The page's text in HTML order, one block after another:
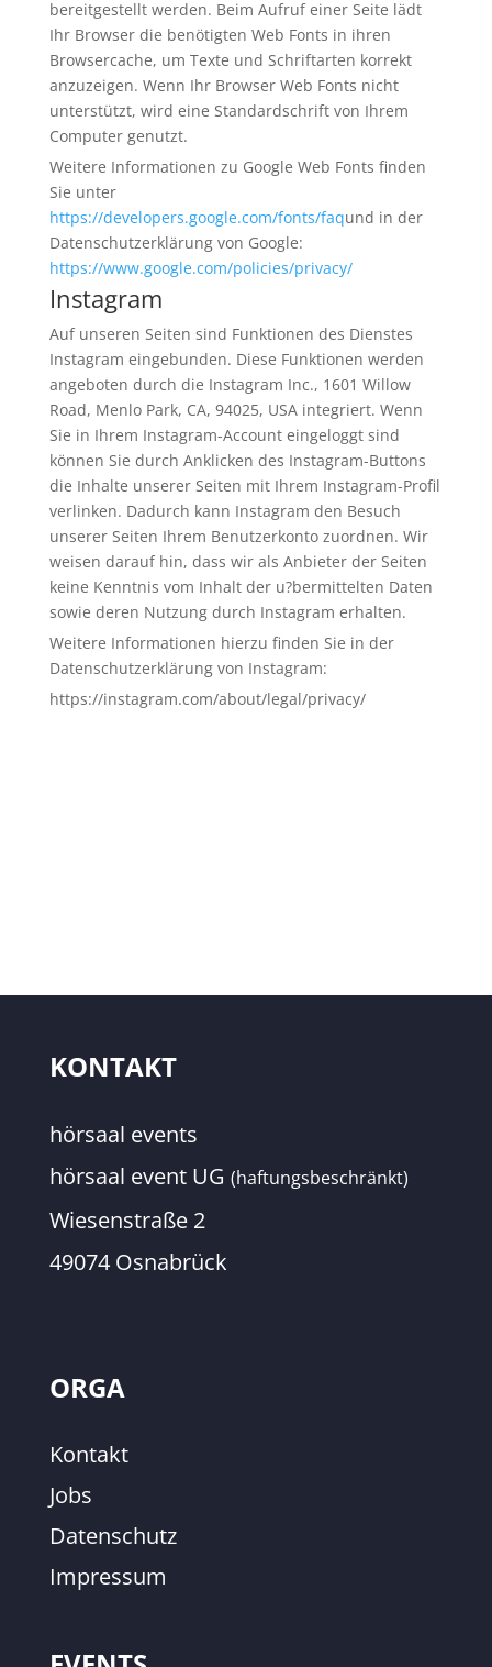
bereitgestellt werden. Beim Aufruf einer Seite lädt
Ihr Browser die benötigten Web Fonts in ihren
Browsercache, um Texte und Schriftarten korrekt
anzuzeigen. Wenn Ihr Browser Web Fonts nicht
unterstützt, wird eine Standardschrift von Ihrem
Computer genutzt.
Weitere Informationen zu Google Web Fonts finden
Sie unter
https://developers.google.com/fonts/faqund in der
Datenschutzerklärung von Google:
https://www.google.com/policies/privacy/
Instagram
Auf unseren Seiten sind Funktionen des Dienstes
Instagram eingebunden. Diese Funktionen werden
angeboten durch die Instagram Inc., 1601 Willow
Road, Menlo Park, CA, 94025, USA integriert. Wenn
Sie in Ihrem Instagram-Account eingeloggt sind
können Sie durch Anklicken des Instagram-Buttons
die Inhalte unserer Seiten mit Ihrem Instagram-Profil
verlinken. Dadurch kann Instagram den Besuch
unserer Seiten Ihrem Benutzerkonto zuordnen. Wir
weisen darauf hin, dass wir als Anbieter der Seiten
keine Kenntnis vom Inhalt der u?bermittelten Daten
sowie deren Nutzung durch Instagram erhalten.
Weitere Informationen hierzu finden Sie in der
Datenschutzerklärung von Instagram:
https://instagram.com/about/legal/privacy/
KONTAKT
hörsaal events
hörsaal event UG (haftungsbeschränkt)
Wiesenstraße 2
49074 Osnabrück
ORGA
Kontakt
Jobs
Datenschutz
Impressum